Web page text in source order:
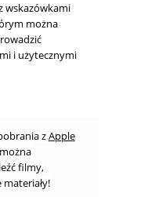
wskazówkami
można
i użytecznymi
zApple
filmy,